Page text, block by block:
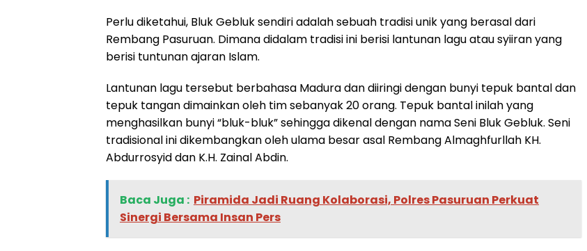
Perlu diketahui, Bluk Gebluk sendiri adalah sebuah tradisi unik yang berasal dari
Rembang Pasuruan. Dimana didalam tradisi ini berisi lantunan lagu atau syiiran yang
berisi tuntunan ajaran Islam.
Lantunan lagu tersebut berbahasa Madura dan diiringi dengan bunyi tepuk bantal dan
tepuk tangan dimainkan oleh tim sebanyak 20 orang. Tepuk bantal inilah yang
menghasilkan bunyi “bluk-bluk” sehingga dikenal dengan nama Seni Bluk Gebluk. Seni
tradisional ini dikembangkan oleh ulama besar asal Rembang Almaghfurllah KH.
Abdurrosyid dan K.H. Zainal Abdin.
Baca Juga : Piramida Jadi Ruang Kolaborasi, Polres Pasuruan Perkuat
Sinergi Bersama Insan Pers